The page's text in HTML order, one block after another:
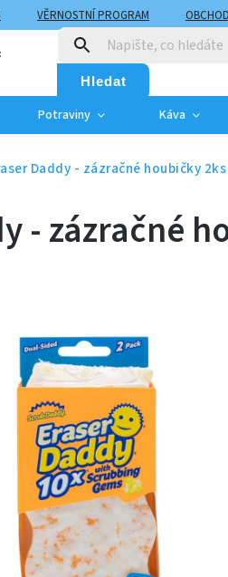
VĚRNOSTNÍ PROGRAM
MOJE OBJEDNÁVKA
Hledat
Potraviny Káva
Daddy - zázračné houbičky 2ks
- zázračné